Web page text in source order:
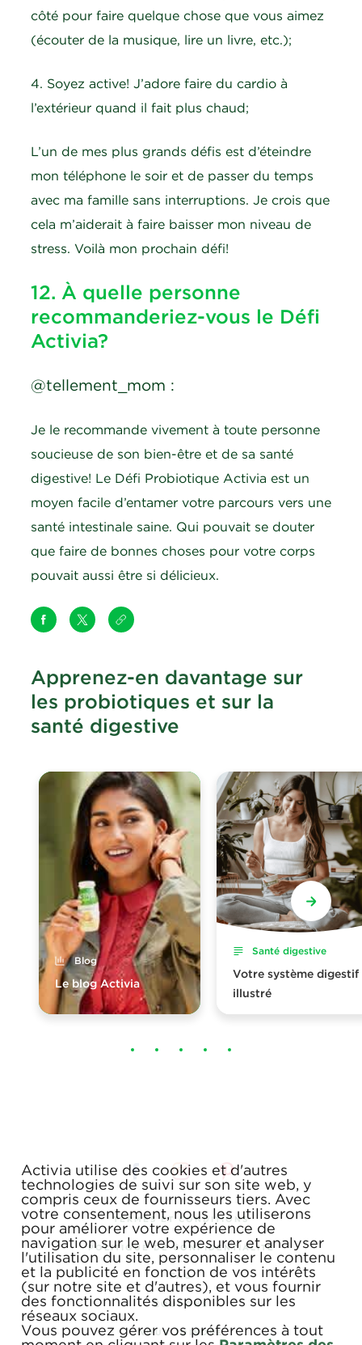
côté pour faire quelque chose que vous aimez
(écouter de la musique, lire un livre, etc.);
4. Soyez active! J’adore faire du cardio à
l’extérieur quand il fait plus chaud;
L’un de mes plus grands défis est d’éteindre
mon téléphone le soir et de passer du temps
avec ma famille sans interruptions. Je crois que
cela m’aiderait à faire baisser mon niveau de
stress. Voilà mon prochain défi!
12. À quelle personne
recommanderiez-vous le Défi
Activia?
@tellement_mom :
Je le recommande vivement à toute personne
soucieuse de son bien-être et de sa santé
digestive! Le Défi Probiotique Activia est un
moyen facile d’entamer votre parcours vers une
santé intestinale saine. Qui pouvait se douter
que faire de bonnes choses pour votre corps
pouvait aussi être si délicieux.
Apprenez-en davantage sur
les probiotiques et sur la
santé digestive
Blog
Le blog Activia
Santé digestive
Votre système digestif
illustré
TERMES ET CONDITIONS
POLITIQUE DE CONFIDENTIALITÉ
FAQ
COUPONS
NOUS JOINDRE
Activia utilise des cookies et d'autres
technologies de suivi sur son site web, y
compris ceux de fournisseurs tiers. Avec
votre consentement, nous les utiliserons
pour améliorer votre expérience de
navigation sur le web, mesurer et analyser
l'utilisation du site, personnaliser le contenu
et la publicité en fonction de vos intérêts
(sur notre site et d'autres), et vous fournir
des fonctionnalités disponibles sur les
réseaux sociaux.
Vous pouvez gérer vos préférences à tout